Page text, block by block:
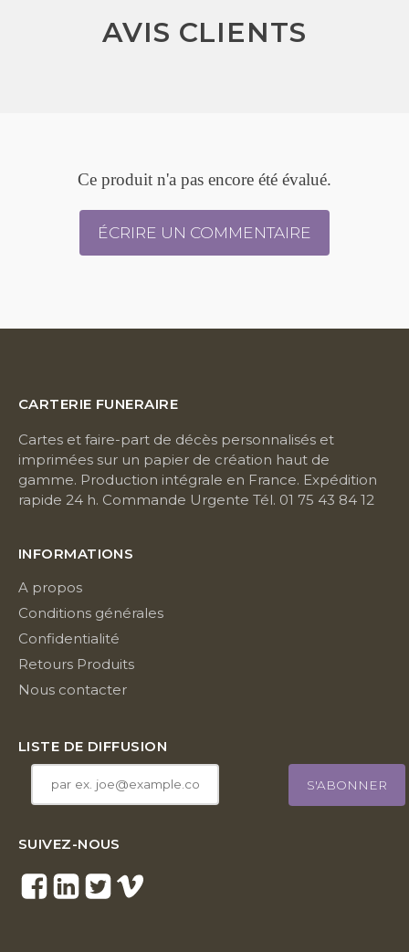
AVIS CLIENTS
Ce produit n'a pas encore été évalué.
ÉCRIRE UN COMMENTAIRE
CARTERIE FUNERAIRE
Cartes et faire-part de décès personnalisés et
imprimées sur un papier de création haut de
gamme. Production intégrale en France. Expédition
rapide 24 h. Commande Urgente Tél. 01 75 43 84 12
INFORMATIONS
A propos
Conditions générales
Confidentialité
Retours Produits
Nous contacter
LISTE DE DIFFUSION
SUIVEZ-NOUS